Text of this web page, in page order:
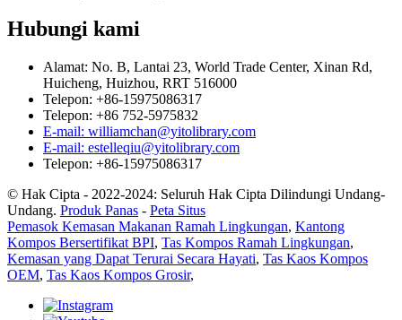
Hubungi kami
Alamat: No. B, Lantai 23, World Trade Center, Xinan Rd,
Huicheng, Huizhou, RRT 516000
Telepon: +86-15975086317
Telepon: +86 752-5975832
E-mail: williamchan@yitolibrary.com
E-mail: estelleqiu@yitolibrary.com
Telepon: +86-15975086317
© Hak Cipta - 2022-2024: Seluruh Hak Cipta Dilindungi Undang-
Undang. Produk Panas - Peta Situs
Pemasok Kemasan Makanan Ramah Lingkungan, Kantong
Kompos Bersertifikat BPI, Tas Kompos Ramah Lingkungan,
Kemasan yang Dapat Terurai Secara Hayati, Tas Kaos Kompos
OEM, Tas Kaos Kompos Grosir,